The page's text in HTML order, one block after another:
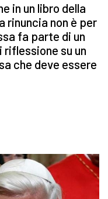
in un libro della
rinuncia non è per
fa parte di un
su un
che deve essere